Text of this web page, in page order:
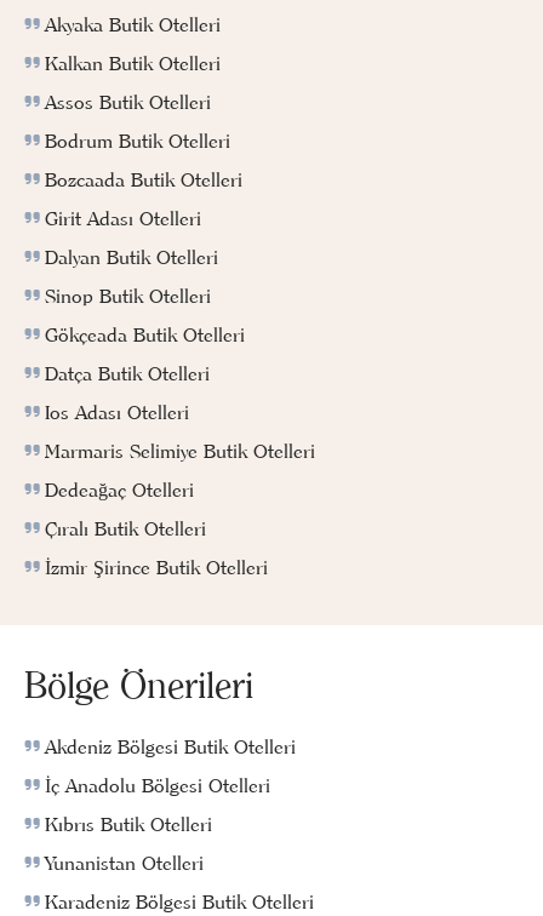
Akyaka Butik Otelleri
Kalkan Butik Otelleri
Assos Butik Otelleri
Bodrum Butik Otelleri
Bozcaada Butik Otelleri
Girit Adası Otelleri
Dalyan Butik Otelleri
Sinop Butik Otelleri
Gökçeada Butik Otelleri
Datça Butik Otelleri
Ios Adası Otelleri
Marmaris Selimiye Butik Otelleri
Dedeağaç Otelleri
Çıralı Butik Otelleri
İzmir Şirince Butik Otelleri
Bölge Önerileri
Akdeniz Bölgesi Butik Otelleri
İç Anadolu Bölgesi Otelleri
Kıbrıs Butik Otelleri
Yunanistan Otelleri
Karadeniz Bölgesi Butik Otelleri